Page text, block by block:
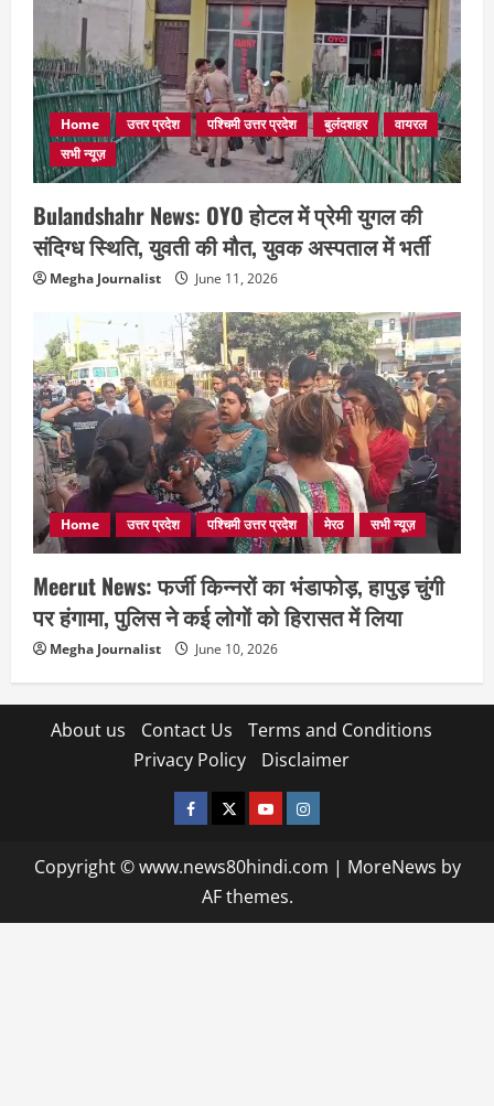
Home उत्तर प्रदेश पश्चिमी उत्तर प्रदेश बुलंदशहर
वायरल
सभी न्यूज़
Bulandshahr News: OYO होटल में प्रेमी युगल की
संदिग्ध स्थिति, युवती की मौत, युवक अस्पताल में भर्ती
Megha Journalist June 11, 2026
Home उत्तर प्रदेश पश्चिमी उत्तर प्रदेश मेरठ सभी न्यूज़
Meerut News: फर्जी किन्नरों का भंडाफोड़, हापुड़ चुंगी
पर हंगामा, पुलिस ने कई लोगों को हिरासत में लिया
Megha Journalist June 10, 2026
About us Contact Us
Terms and Conditions
Privacy Policy
Disclaimer
facebooktwitterYOUTUBE
instagram
Copyright © www.news80hindi.com | MoreNews by
AF themes.